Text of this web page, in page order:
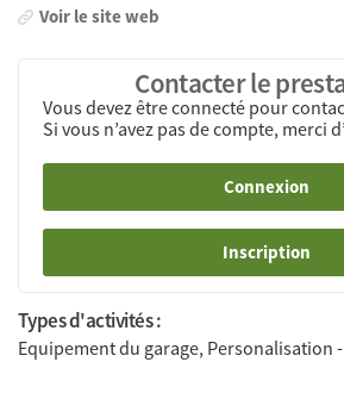
Voir le site web
Contacter le
Vous devez être connecté pour
Si vous n’avez pas de compte, merci
Connexion
Inscription
Types d'activités :
Equipement du garage, Personalisation